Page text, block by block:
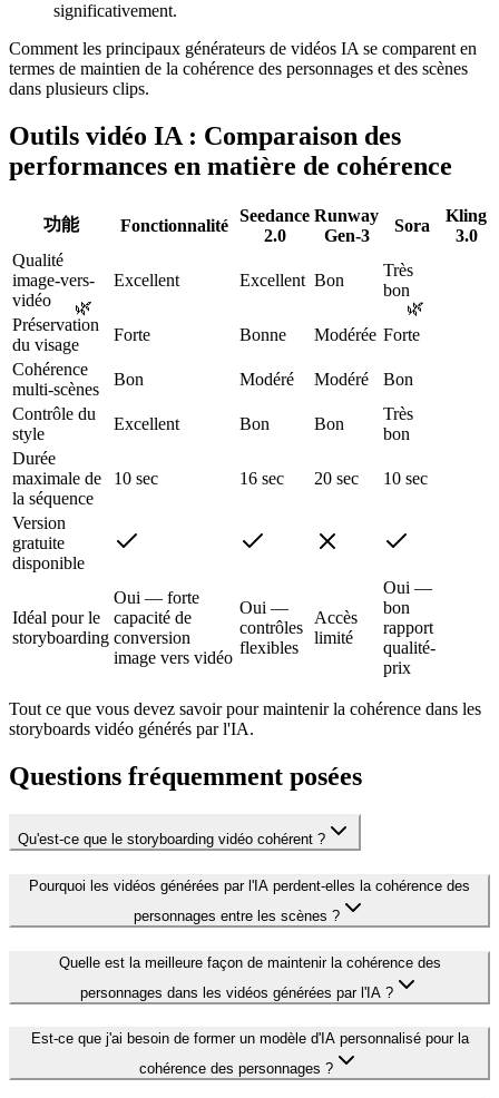
🌿 🌿
significativement.
Comment les principaux générateurs de vidéos IA se comparent en
termes de maintien de la cohérence des personnages et des scènes
dans plusieurs clips.
Outils vidéo IA : Comparaison des
performances en matière de cohérence
功能 Fonctionnalité
Seedance
2.0
Runway
Gen-3
Sora
Kling
3.0
Qualité
image-vers-
vidéo
Excellent Excellent Bon
Très
bon
Préservation
du visage
Forte Bonne Modérée Forte
Cohérence
multi-scènes
Bon Modéré Modéré
Bon
Contrôle du
style
Excellent Bon Bon
Très
bon
Durée
maximale de
la séquence
10 sec 16 sec 20 sec 10 sec
Version
gratuite
disponible
Idéal pour le
storyboarding
Oui — forte
capacité de
conversion
image vers vidéo
Oui —
contrôles
flexibles
Accès
limité
Oui —
bon
rapport
qualité-
prix
Tout ce que vous devez savoir pour maintenir la cohérence dans les
storyboards vidéo générés par l'IA.
Questions fréquemment posées
Qu'est-ce que le storyboarding vidéo cohérent ?
Pourquoi les vidéos générées par l'IA perdent-elles la cohérence des
personnages entre les scènes ?
Quelle est la meilleure façon de maintenir la cohérence des
personnages dans les vidéos générées par l'IA ?
Est-ce que j'ai besoin de former un modèle d'IA personnalisé pour la
cohérence des personnages ?